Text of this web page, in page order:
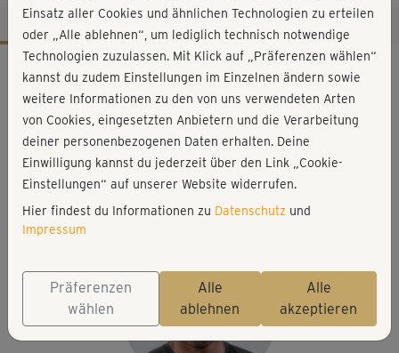
Workout-Facts
mittelschwer
39 Min
275 kcal
Raffael Wagenhoff
Matte
Einsatz aller Cookies und ähnlichen Technologien zu erteilen
oder „Alle ablehnen“, um lediglich technisch notwendige
Technologien zuzulassen. Mit Klick auf „Präferenzen wählen“
kannst du zudem Einstellungen im Einzelnen ändern sowie
weitere Informationen zu den von uns verwendeten Arten
von Cookies, eingesetzten Anbietern und die Verarbeitung
deiner personenbezogenen Daten erhalten. Deine
Einwilligung kannst du jederzeit über den Link „Cookie-
Einstellungen“ auf unserer Website widerrufen.
Hier findest du Informationen zu Datenschutz und
Impressum
Präferenzen
wählen
Alle
ablehnen
Alle
akzeptieren